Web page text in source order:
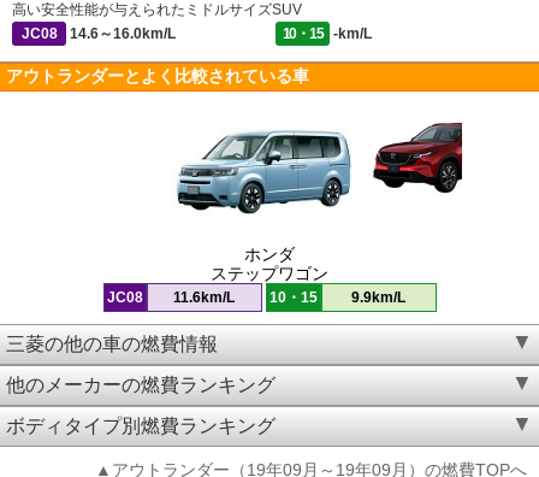
高い安全性能が与えられたミドルサイズSUV
JC08
14.6～16.0km/L 10・15 -km/L
アウトランダーとよく比較されている車
ホンダ
ステップワゴン
JC08 11.6km/L 10・15 9.9km/L
三菱の他の車の燃費情報
他のメーカーの燃費ランキング
ボディタイプ別燃費ランキング
▲アウトランダー（19年09月～19年09月）の燃費TOPへ